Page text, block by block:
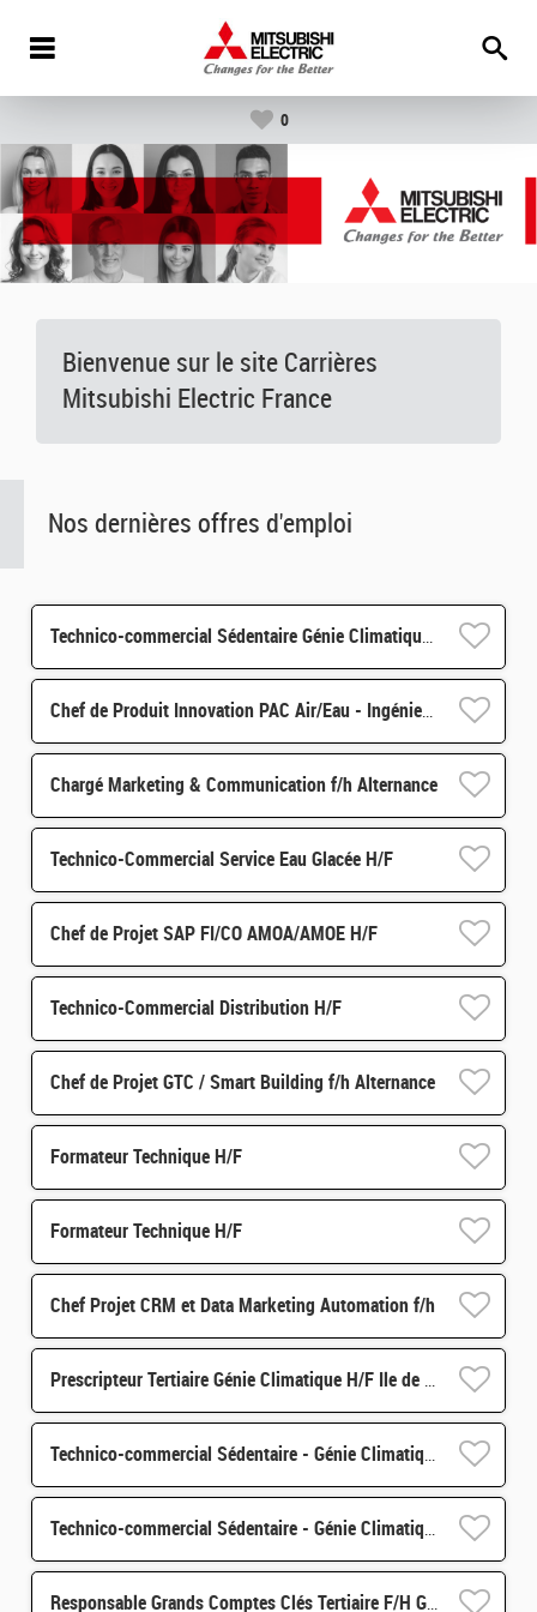
0
Bienvenue sur le site Carrières
Mitsubishi Electric France
Nos dernières offres d'emploi
Technico-commercial Sédentaire Génie Climatique f/h Hangenbieten
Chef de Produit Innovation PAC Air/Eau - Ingénieur Thermodynamique f/h
Chargé Marketing & Communication f/h Alternance
Technico-Commercial Service Eau Glacée H/F
Chef de Projet SAP FI/CO AMOA/AMOE H/F
Technico-Commercial Distribution H/F
Chef de Projet GTC / Smart Building f/h Alternance
Formateur Technique H/F
Formateur Technique H/F
Chef Projet CRM et Data Marketing Automation f/h
Prescripteur Tertiaire Génie Climatique H/F Ile de France
Technico-commercial Sédentaire - Génie Climatique f/h Alternance - 67
Technico-commercial Sédentaire - Génie Climatique f/h Alternance - 69
Responsable Grands Comptes Clés Tertiaire F/H Génie Climatique